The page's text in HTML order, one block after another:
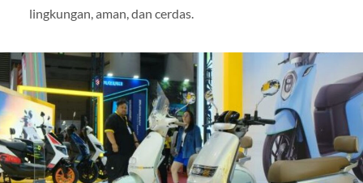
lingkungan, aman, dan cerdas.